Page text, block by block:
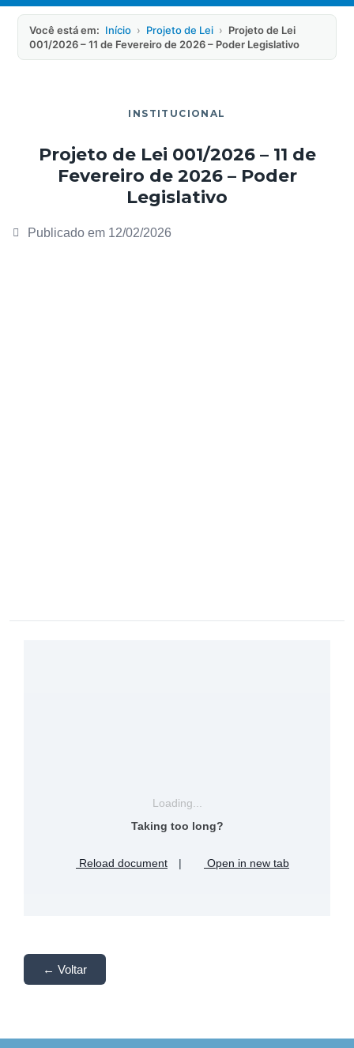
Você está em: Início › Projeto de Lei › Projeto de Lei
001/2026 – 11 de Fevereiro de 2026 – Poder Legislativo
INSTITUCIONAL
Projeto de Lei 001/2026 – 11 de
Fevereiro de 2026 – Poder
Legislativo
Publicado em 12/02/2026
Loading...
Taking too long?
Reload document | Open in new tab
← Voltar